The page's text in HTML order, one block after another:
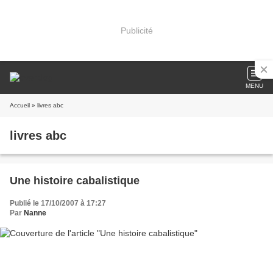
Publicité
MENU
Accueil » livres abc
livres abc
Une histoire cabalistique
Publié le 17/10/2007 à 17:27
Par Nanne